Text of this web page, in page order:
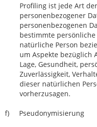
Profiling ist jede Art
personenbezogener
personenbezogenen
bestimmte
natürliche Person
um Aspekte bezüglich
Lage, Gesundheit,
Zuverlässigkeit,
dieser natürlichen
vorherzusagen.
f) Pseudonymisierung